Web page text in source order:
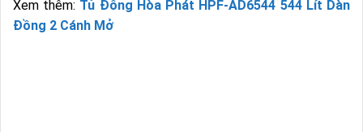
Xem thêm: Tủ Đông Hòa Phát HPF-AD6544 544 Lít Dàn
Đồng 2 Cánh Mở